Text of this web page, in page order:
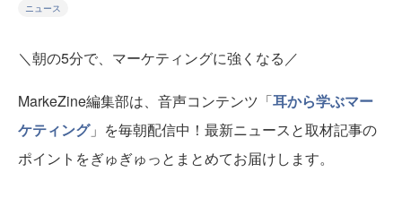
ニュース
＼朝の5分で、マーケティングに強くなる／
MarkeZine編集部は、音声コンテンツ「耳から学ぶマー
ケティング」を毎朝配信中！最新ニュースと取材記事の
ポイントをぎゅぎゅっとまとめてお届けします。